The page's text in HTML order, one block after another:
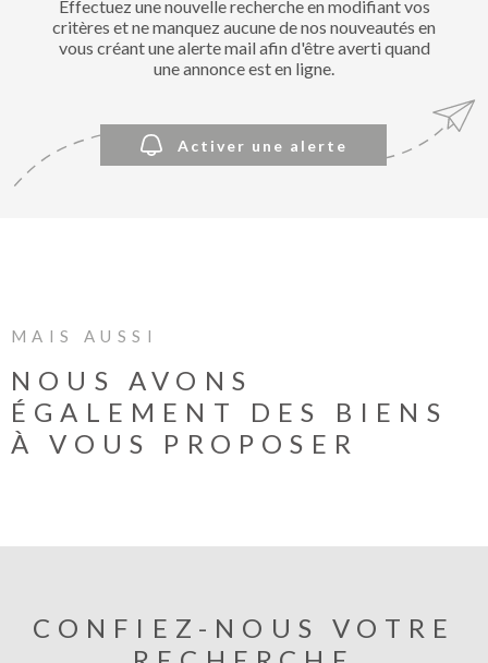
CHEZ
Effectuez une nouvelle recherche en modifiant vos
critères et ne manquez aucune de nos nouveautés en
vous créant une alerte mail afin d'être averti quand
une annonce est en ligne.
Activer une alerte
MAIS AUSSI
NOUS AVONS
ÉGALEMENT DES BIENS
À VOUS PROPOSER
CONFIEZ-NOUS VOTRE